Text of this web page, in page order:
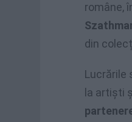
române,
din
Lucrările
la artiști